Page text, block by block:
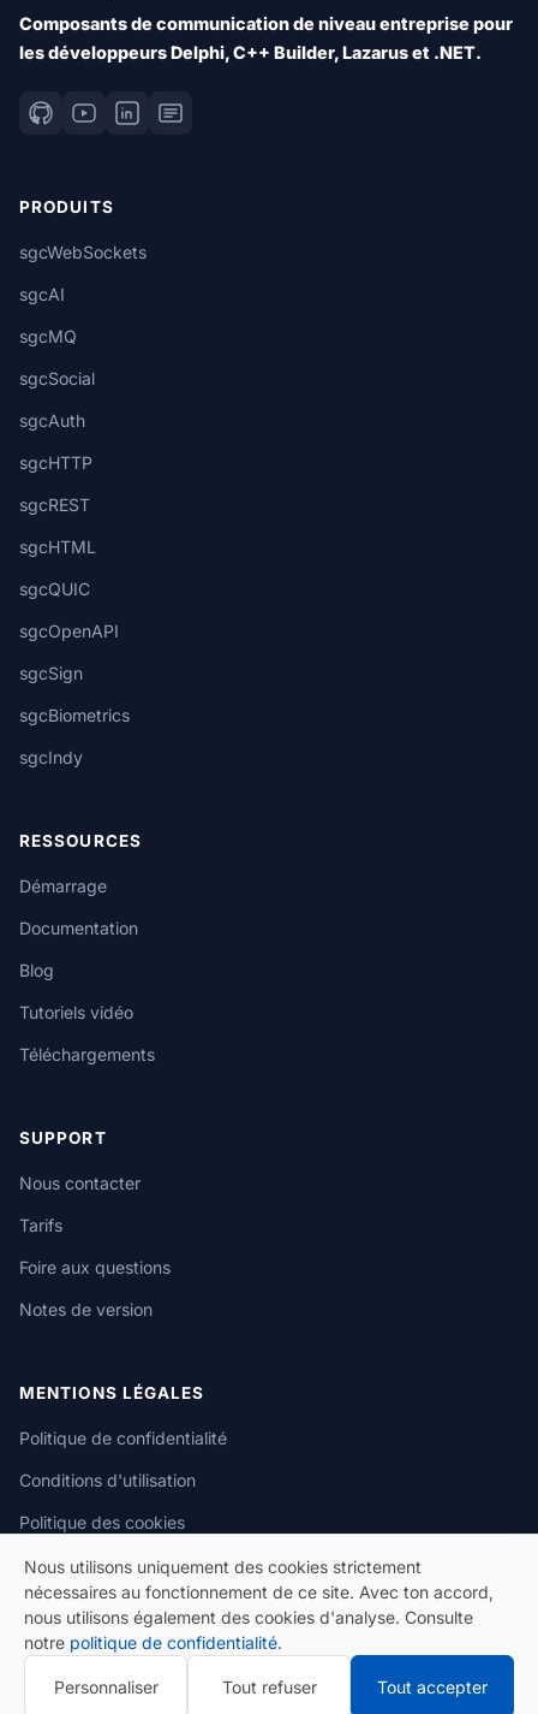
Composants de communication de niveau entreprise pour
les développeurs Delphi, C++ Builder, Lazarus et .NET.
PRODUITS
sgcWebSockets
sgcAI
sgcMQ
sgcSocial
sgcAuth
sgcHTTP
sgcREST
sgcHTML
sgcQUIC
sgcOpenAPI
sgcSign
sgcBiometrics
sgcIndy
RESSOURCES
Démarrage
Documentation
Blog
Tutoriels vidéo
Téléchargements
SUPPORT
Nous contacter
Tarifs
Foire aux questions
Notes de version
MENTIONS LÉGALES
Politique de confidentialité
Conditions d'utilisation
Politique des cookies
© 2026 eSeGeCe. Tous droits réservés.
Politique de confidentialitéConditions d'utilisation
Nous utilisons uniquement des cookies strictement
nécessaires au fonctionnement de ce site. Avec ton accord,
nous utilisons également des cookies d'analyse. Consulte
notre politique de confidentialité.
Personnaliser Tout refuser Tout accepter